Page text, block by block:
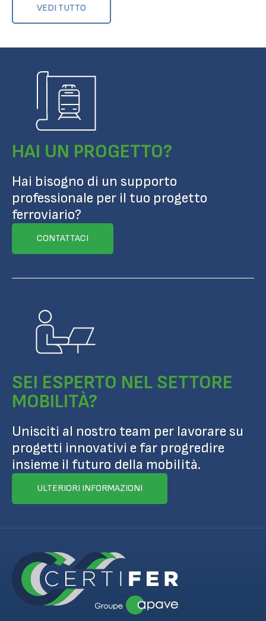
VEDI TUTTO
HAI UN PROGETTO?
Hai bisogno di un supporto
professionale per il tuo progetto
ferroviario?
CONTATTACI
SEI ESPERTO NEL SETTORE
MOBILITÀ?
Unisciti al nostro team per lavorare su
progetti innovativi e far progredire
insieme il futuro della mobilità.
ULTERIORI INFORMAZIONI